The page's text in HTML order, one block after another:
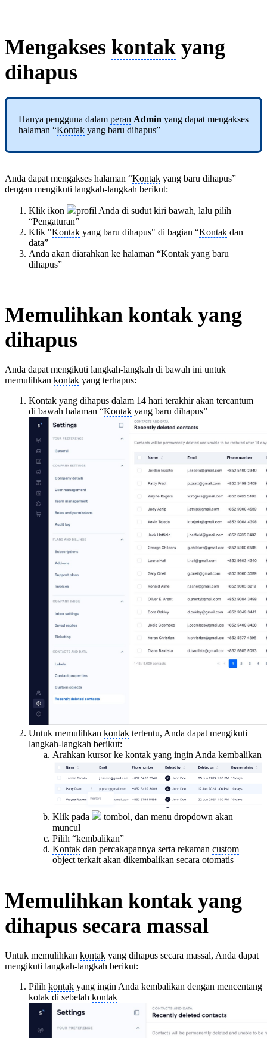
Mengakses kontak yang
dihapus
Hanya pengguna dalam peran Admin yang dapat mengakses
halaman “Kontak yang baru dihapus”
Anda dapat mengakses halaman “Kontak yang baru dihapus”
dengan mengikuti langkah-langkah berikut:
Klik ikon
profil Anda di sudut kiri bawah, lalu pilih
“Pengaturan”
Klik "Kontak yang baru dihapus" di bagian “Kontak dan
data”
Anda akan diarahkan ke halaman “Kontak yang baru
dihapus”
Memulihkan kontak yang
dihapus
Anda dapat mengikuti langkah-langkah di bawah ini untuk
memulihkan kontak yang terhapus:
Kontak yang dihapus dalam 14 hari terakhir akan tercantum
di bawah halaman “Kontak yang baru dihapus”
Untuk memulihkan kontak tertentu, Anda dapat mengikuti
langkah-langkah berikut:
Arahkan kursor ke kontak yang ingin Anda kembalikan
Klik pada
tombol, dan menu dropdown akan
muncul
Pilih “kembalikan”
Kontak dan percakapannya serta rekaman custom
object terkait akan dikembalikan secara otomatis
Memulihkan kontak yang
dihapus secara massal
Untuk memulihkan kontak yang dihapus secara massal, Anda dapat
mengikuti langkah-langkah berikut:
Pilih kontak yang ingin Anda kembalikan dengan mencentang
kotak di sebelah kontak